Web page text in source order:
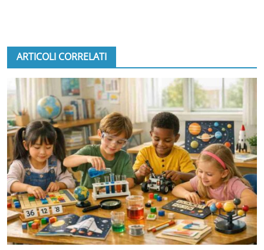
ARTICOLI CORRELATI